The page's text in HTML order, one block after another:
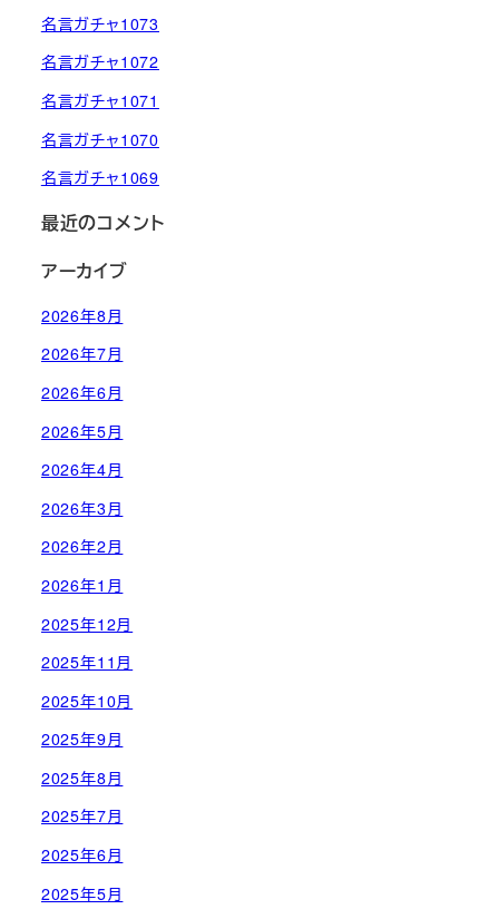
名言ガチャ1073
名言ガチャ1072
名言ガチャ1071
名言ガチャ1070
名言ガチャ1069
最近のコメント
アーカイブ
2026年8月
2026年7月
2026年6月
2026年5月
2026年4月
2026年3月
2026年2月
2026年1月
2025年12月
2025年11月
2025年10月
2025年9月
2025年8月
2025年7月
2025年6月
2025年5月